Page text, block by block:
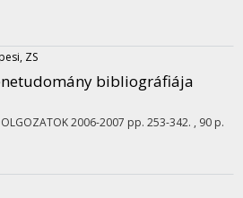
ZS
bibliográfiája
2006-2007 pp. 253-342. , 90 p.